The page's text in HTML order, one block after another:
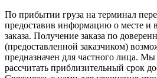
По прибытии груза на терминал
предоставив информацию о месте и
заказа. Получение заказа по
(предоставленной заказчиком)
предназначен для частного лица.
рассчитать приблизительный срок